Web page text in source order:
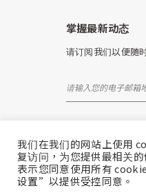
掌握最新动态
请订阅我们以便随
我们在我们的网站上使用
复访问，为您提供最相关
表示您同意使用所有
设置”以提供受控同意。